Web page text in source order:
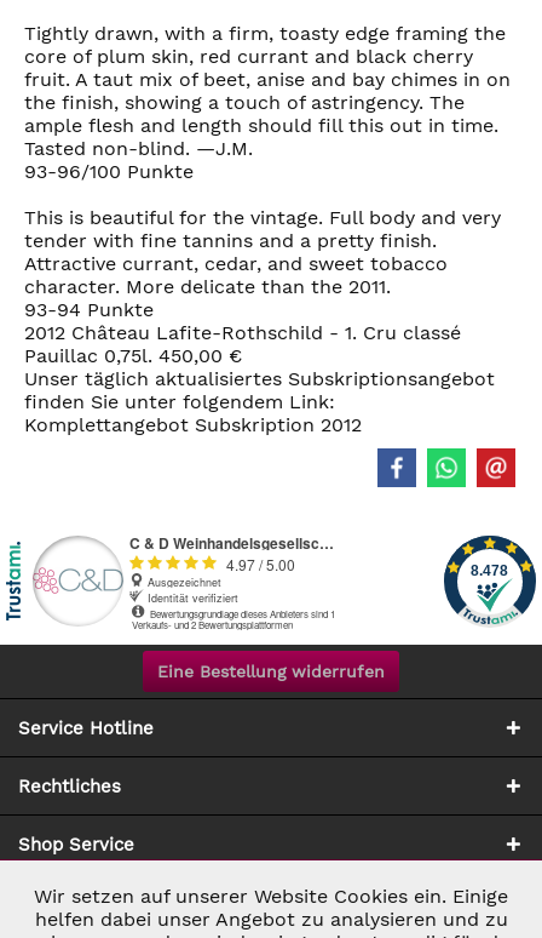
Tightly drawn, with a firm, toasty edge framing the
core of plum skin, red currant and black cherry
fruit. A taut mix of beet, anise and bay chimes in on
the finish, showing a touch of astringency. The
ample flesh and length should fill this out in time.
Tasted non-blind. —J.M.
93-96/100 Punkte
This is beautiful for the vintage. Full body and very
tender with fine tannins and a pretty finish.
Attractive currant, cedar, and sweet tobacco
character. More delicate than the 2011.
93-94 Punkte
2012 Château Lafite-Rothschild - 1. Cru classé
Pauillac 0,75l. 450,00 €
Unser täglich aktualisiertes Subskriptionsangebot
finden Sie unter folgendem Link:
Komplettangebot Subskription 2012
Eine Bestellung widerrufen
Service Hotline
Rechtliches
Shop Service
Zahlung & Versand
Notwendig Aktiv
Wir setzen auf unserer Website Cookies ein. Einige
helfen dabei unser Angebot zu analysieren und zu